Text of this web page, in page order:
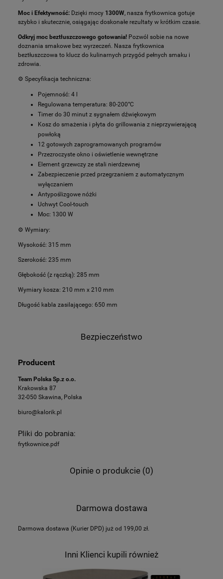
Moc i Efektywność: Dzięki mocy 1300W, nasza frytkownica gotuje
szybko i skutecznie, osiągając doskonałe rezultaty w krótkim czasie.
Odkryj moc beztłuszczowego gotowania! Pozwól sobie na nowe
doznania smakowe bez wyrzeczeń. Nasza frytkownica
beztłuszczowa to klucz do kulinarnych przygód pełnych smaku i
zdrowia.
⚙️ Specyfikacja techniczna:
Pojemność: 4 l
Regulowana temperatura: 80-200°C
Timer do 30 minut z sygnałem dźwiękowym
Kosz do smażenia i płyta do grillowania z nieprzywierającą
powłoką
12 gotowych zaprogramowanych programów
Przezroczyste okno i oświetlenie wewnętrzne
Element grzewczy ze stali nierdzewnej
Zabezpieczenie przed przegrzaniem z automatycznym
wyłączaniem
Antypoślizgowe nóżki
Uchwyt Cool-touch
Moc: 1300 W
⚙️ Wymiary:
Wysokość: 315 mm
Szerokość: 235 mm
Głębokość (z rączką): 285 mm
Wymiary kosza: 210 mm x 210 mm
Długość kabla zasilającego: 650 mm
Bezpieczeństwo
Producent
Team Polska Sp.z o.o.
Krakowska 87
32-050 Skawina, Polska
biuro@kalorik.pl
Pliki do pobrania:
frytkownice.pdf
Opinie o produkcie (0)
Darmowa dostawa
Darmowa dostawa (Kurier DPD) już od 199,00 zł.
Inni Klienci kupili również